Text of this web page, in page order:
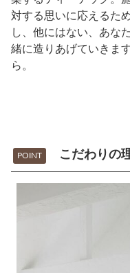
対する思いに応えるた
し、他にはない、あな
緒に造りあげていきま
ら。
POINT こだわりの